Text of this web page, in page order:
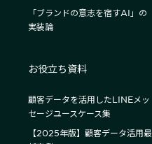
「ブランドの意志を宿すAI」の
実装論
お役立ち資料
顧客データを活用したLINEメッ
セージユースケース集
【2025年版】顧客データ活用最